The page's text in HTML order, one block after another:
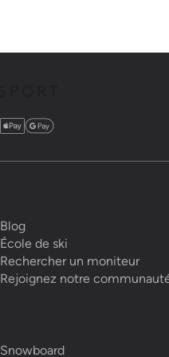
Blog
École de ski
Rechercher un moniteur
Rejoignez notre
Snowboard